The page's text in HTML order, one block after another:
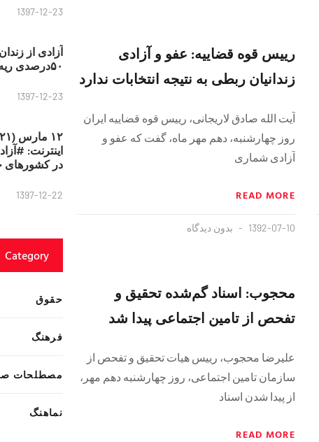
رییس قوه قضاییه: عفو و آزادی
زندانیان ربطی به نتیجه انتخابات ندارد
آیت الله صادق لاریجانی، رییس قوه قضاییه ایران
روز چهارشنبه، دهم مهر ماه، گفت که عفو و
آزادی شماری
READ MORE
1392-07-10 بدون دیدگاه
محجوب: اسناد گم‌شده تحقیق و
تفحص از تامین اجتماعی پیدا شد
علیرضا محجوب، رییس هیات تحقیق و تفحص از
سازمان تامین اجتماعی، روز چهارشنبه دهم مهر،
از پیدا شدن اسناد
READ MORE
1397-12-23
آزادی از
۵۰درصدی ریه مصطفی دانشجو
1397-12-23
در کشورهای
1397-12-22
Category
حقوق
فرهنگ
مصطلحات
نماهنگ